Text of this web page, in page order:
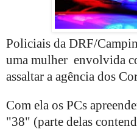
Policiais da DRF/
uma mulher envolvida
assaltar a agência dos
Com ela os PCs
"38" (parte delas